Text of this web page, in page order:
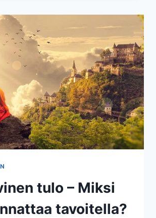
tulo – Miksi
tavoitella?